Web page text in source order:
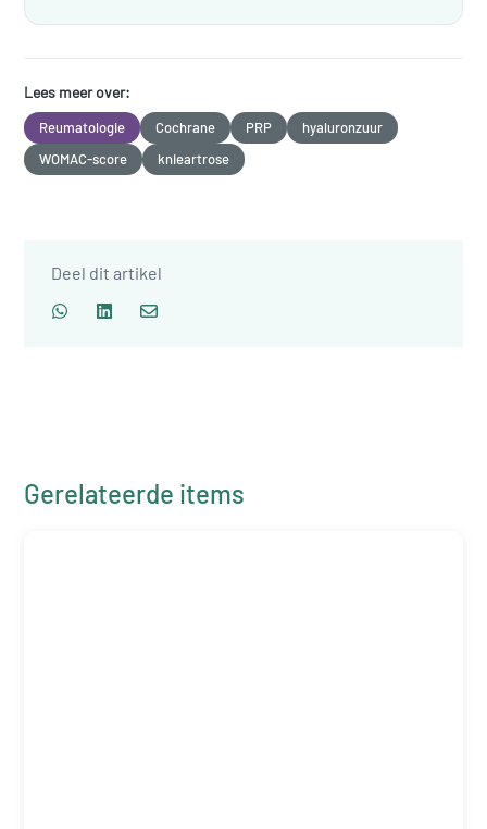
Lees meer over:
Reumatologie Cochrane PRP
hyaluronzuur
WOMAC-score
knieartrose
Deel dit artikel
Gerelateerde items